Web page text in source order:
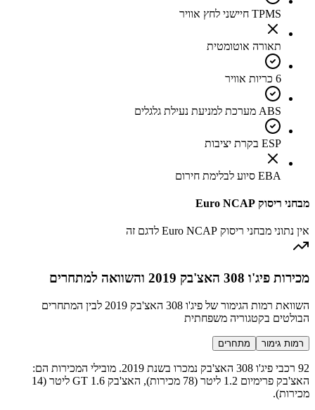
TPMS חיישני לחץ אוויר
תאורה אוטומטית
6 כריות אוויר
ABS מערכת למניעת נעילת גלגלים
ESP בקרת יציבות
EBA סיוע לבלימת חירום
מבחני ריסוק Euro NCAP
אין נתוני מבחני ריסוק Euro NCAP לדגם זה
מכירות פיג'ו 308 האצ'בק 2019 והשוואה למתחרים
השוואת רמות הגימור של פיג'ו 308 האצ'בק 2019 לבין המתחרים
הבולטים בקטגוריה משפחתית
רמות גימור מתחרים
92 רכבי פיג'ו 308 האצ'בק נמכרו בשנת 2019. מובילי המכירות הם:
האצ'בק פרימיום 1.2 ליטר (78 מכירות), האצ'בק GT 1.6 ליטר (14
מכירות).